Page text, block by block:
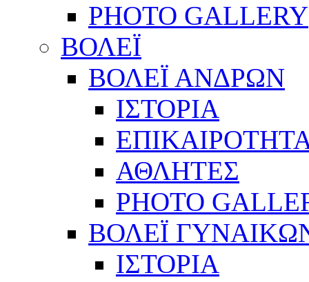
PHOTO GALLERY
ΒΟΛΕΪ
ΒΟΛΕΪ ΑΝΔΡΩΝ
ΙΣΤΟΡΙΑ
ΑΘΛΗΤΕΣ
PHOTO
ΒΟΛΕΪ
ΙΣΤΟΡΙΑ